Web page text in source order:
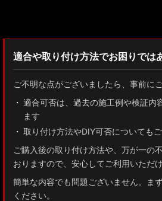
適合や取り付け方法でお困りでは
ご不明な点がございましたら、事前に
適合可否は、過去の施工例や検証内
ます
取り付け方法やDIY可否についても
ご購入後の取り付け方法や、万が一の
おりますので、安心してご利用いただけ
簡単な内容でも問題ございません。ま
ください。